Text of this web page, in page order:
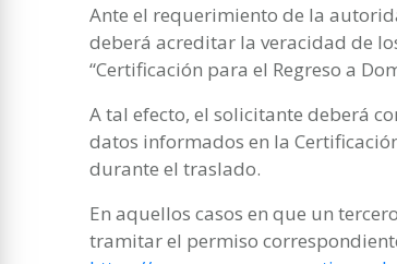
Ante el requerimiento de la
deberá acreditar la veracidad de
“Certificación para el Regreso a
A tal efecto, el solicitante deberá
datos informados en la
durante el traslado.
En aquellos casos en que un
tramitar el permiso